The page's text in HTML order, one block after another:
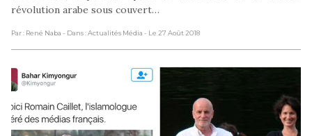
révolution arabe sous couvert…
Par : René Naba - Dans : Actualités Média - Le 27 Août 2018